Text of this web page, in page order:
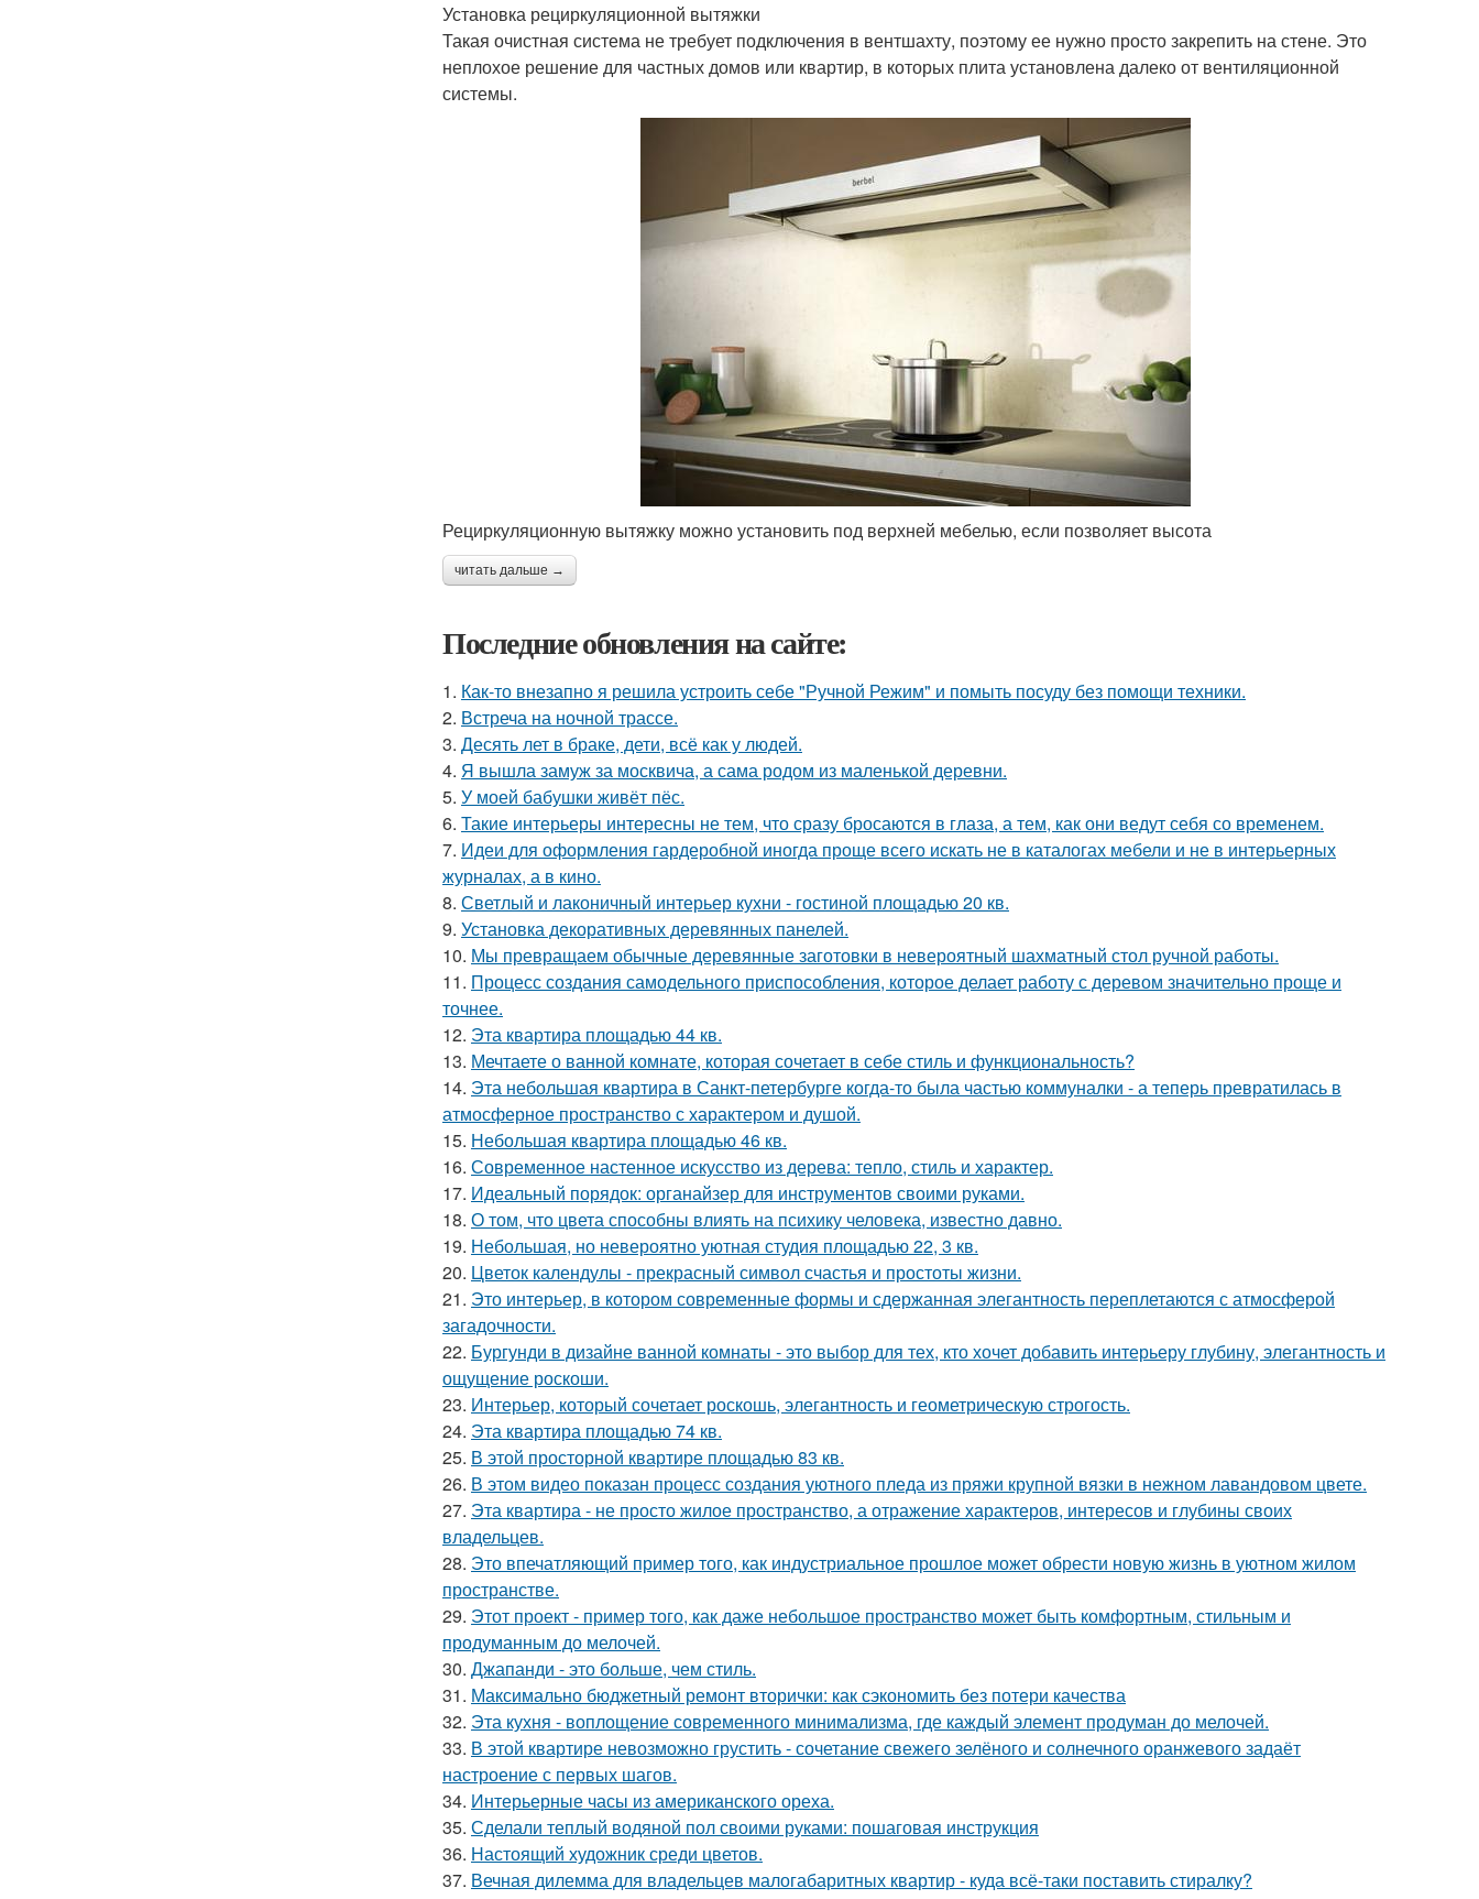
Установка рециркуляционной вытяжки
Такая очистная система не требует подключения в вентшахту, поэтому ее нужно просто закрепить на стене. Это
неплохое решение для частных домов или квартир, в которых плита установлена далеко от вентиляционной
системы.
Рециркуляционную вытяжку можно установить под верхней мебелью, если позволяет высота
читать дальше →
Последние обновления на сайте:
1. Как-то внезапно я решила устроить себе "Ручной Режим" и помыть посуду без помощи техники.
2. Встреча на ночной трассе.
3. Десять лет в браке, дети, всё как у людей.
4. Я вышла замуж за москвича, а сама родом из маленькой деревни.
5. У моей бабушки живёт пёс.
6. Такие интерьеры интересны не тем, что сразу бросаются в глаза, а тем, как они ведут себя со временем.
7. Идеи для оформления гардеробной иногда проще всего искать не в каталогах мебели и не в интерьерных
журналах, а в кино.
8. Светлый и лаконичный интерьер кухни - гостиной площадью 20 кв.
9. Установка декоративных деревянных панелей.
10. Мы превращаем обычные деревянные заготовки в невероятный шахматный стол ручной работы.
11. Процесс создания самодельного приспособления, которое делает работу с деревом значительно проще и
точнее.
12. Эта квартира площадью 44 кв.
13. Мечтаете о ванной комнате, которая сочетает в себе стиль и функциональность?
14. Эта небольшая квартира в Санкт-петербурге когда-то была частью коммуналки - а теперь превратилась в
атмосферное пространство с характером и душой.
15. Небольшая квартира площадью 46 кв.
16. Современное настенное искусство из дерева: тепло, стиль и характер.
17. Идеальный порядок: органайзер для инструментов своими руками.
18. О том, что цвета способны влиять на психику человека, известно давно.
19. Небольшая, но невероятно уютная студия площадью 22, 3 кв.
20. Цветок календулы - прекрасный символ счастья и простоты жизни.
21. Это интерьер, в котором современные формы и сдержанная элегантность переплетаются с атмосферой
загадочности.
22. Бургунди в дизайне ванной комнаты - это выбор для тех, кто хочет добавить интерьеру глубину, элегантность и
ощущение роскоши.
23. Интерьер, который сочетает роскошь, элегантность и геометрическую строгость.
24. Эта квартира площадью 74 кв.
25. В этой просторной квартире площадью 83 кв.
26. В этом видео показан процесс создания уютного пледа из пряжи крупной вязки в нежном лавандовом цвете.
27. Эта квартира - не просто жилое пространство, а отражение характеров, интересов и глубины своих
владельцев.
28. Это впечатляющий пример того, как индустриальное прошлое может обрести новую жизнь в уютном жилом
пространстве.
29. Этот проект - пример того, как даже небольшое пространство может быть комфортным, стильным и
продуманным до мелочей.
30. Джапанди - это больше, чем стиль.
31. Максимально бюджетный ремонт вторички: как сэкономить без потери качества
32. Эта кухня - воплощение современного минимализма, где каждый элемент продуман до мелочей.
33. В этой квартире невозможно грустить - сочетание свежего зелёного и солнечного оранжевого задаёт
настроение с первых шагов.
34. Интерьерные часы из американского ореха.
35. Сделали теплый водяной пол своими руками: пошаговая инструкция
36. Настоящий художник среди цветов.
37. Вечная дилемма для владельцев малогабаритных квартир - куда всё-таки поставить стиралку?